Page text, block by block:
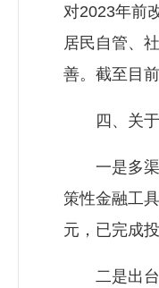
对2023年前
居民自管、
善。截至目
四、关于“
一是多渠
策性金融工
元，已完成
二是出台